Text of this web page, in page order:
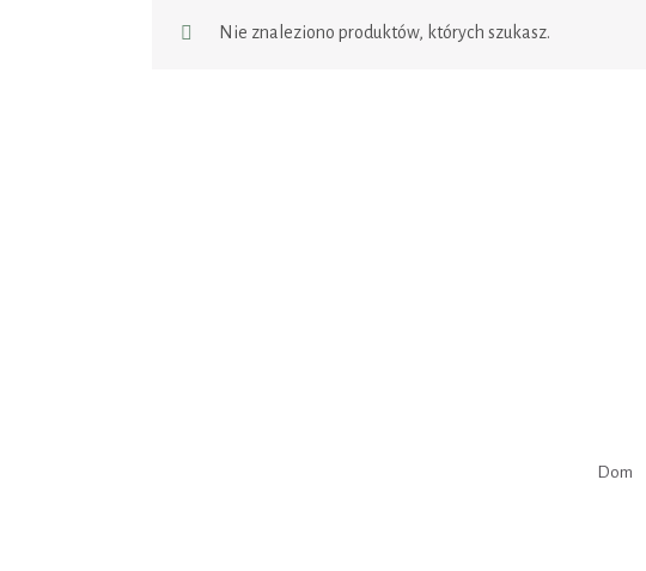
Nie znaleziono produktów, których szukasz.
Dom